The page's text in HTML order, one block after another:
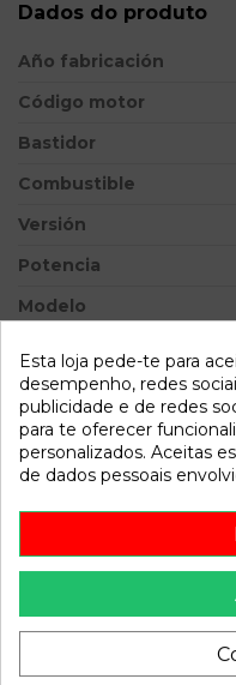
Dados do produto
Año fabricación
Código motor
Bastidor
Combustible
Versión
Potencia
Modelo
Referência 782890
Disponível a partir de:
Recambio de caja
Esta loja pede-te para
desempenho, redes
publicidade e de redes
para te oferecer
personalizados. Aceitas
de dados pessoais